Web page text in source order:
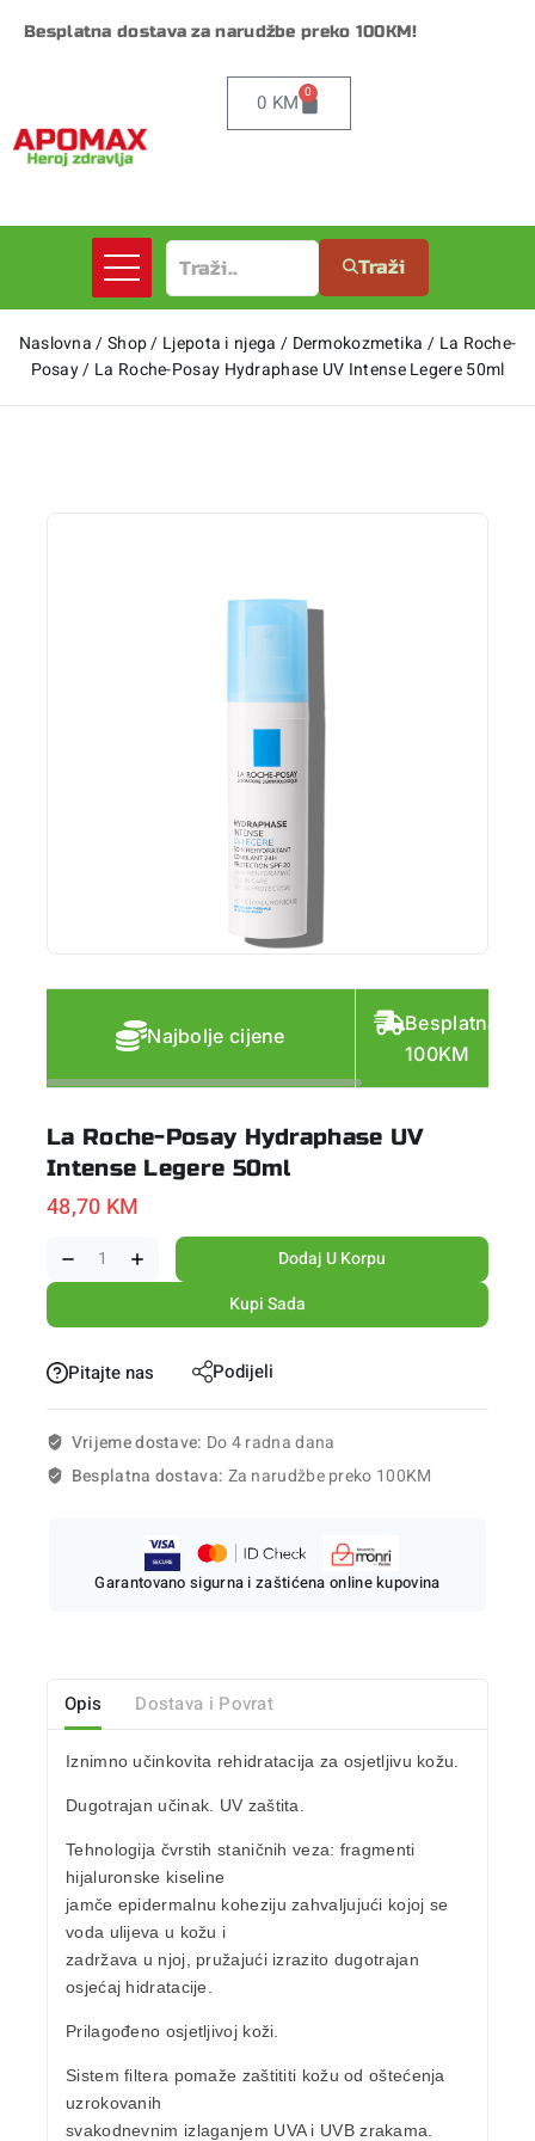
Besplatna dostava za narudžbe preko 100KM!
0 KM 0
Traži
Naslovna /Shop/ Ljepota i njega / Dermokozmetika / La Roche-
Posay/ La Roche-Posay Hydraphase UV Intense Legere 50ml
Najbolje cijene
Besplatna
100KM
La Roche-Posay Hydraphase UV
Intense Legere 50ml
48,70 KM
Dodaj U Korpu
Kupi Sada
Pitajte nas Podijeli
Vrijeme dostave: Do 4 radna dana
Besplatna dostava: Za narudžbe preko 100KM
Garantovano sigurna i zaštićena online kupovina
Opis Dostava i Povrat
Iznimno učinkovita rehidratacija za osjetljivu kožu.
Dugotrajan učinak. UV zaštita.
Tehnologija čvrstih staničnih veza: fragmenti
hijaluronske kiseline
jamče epidermalnu koheziju zahvaljujući kojoj se
voda ulijeva u kožu i
zadržava u njoj, pružajući izrazito dugotrajan
osjećaj hidratacije.
Prilagođeno osjetljivoj koži.
Sistem filtera pomaže zaštititi kožu od oštećenja
uzrokovanih
svakodnevnim izlaganjem UVAi UVB zrakama.